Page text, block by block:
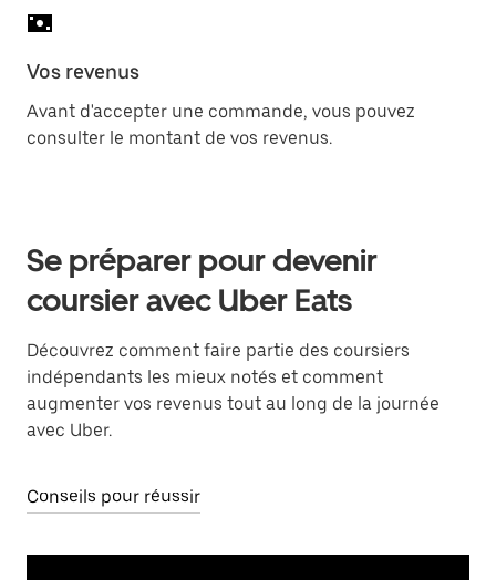
Vos revenus
Avant d'accepter une commande, vous pouvez
consulter le montant de vos revenus.
Se préparer pour devenir
coursier avec Uber Eats
Découvrez comment faire partie des coursiers
indépendants les mieux notés et comment
augmenter vos revenus tout au long de la journée
avec Uber.
Conseils pour réussir